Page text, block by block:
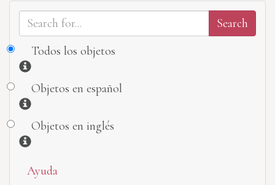
Todos los objetos
Información
Objetos en español
Información
Objetos en inglés
Información
Ayuda